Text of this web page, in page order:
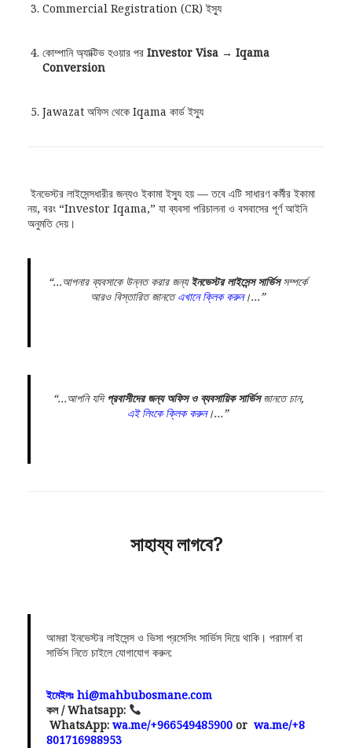
Commercial Registration (CR) ইস্যু
কোম্পানি অ্যাক্টিভ হওয়ার পর Investor Visa → Iqama
Conversion
Jawazat অফিস থেকে Iqama কার্ড ইস্যু
ইনভেস্টর লাইসেন্সধারীর জন্যও ইকামা ইস্যু হয় — তবে এটি সাধারণ কর্মীর ইকামা
নয়, বরং “Investor Iqama,” যা ব্যবসা পরিচালনা ও বসবাসের পূর্ণ আইনি
অনুমতি দেয়।
“…আপনার ব্যবসাকে উন্নত করার জন্যইনভেস্টর লাইসেন্স সার্ভিসসম্পর্কে
আরও বিস্তারিত জানতেএখানে ক্লিক করুন।…”
“…আপনি যদিপ্রবাসীদের জন্য অফিস ও ব্যবসায়িক সার্ভিসজানতে চান,
এই লিংকে ক্লিক করুন।…”
সাহায্য লাগবে?
আমরা ইনভেস্টর লাইসেন্স ও ভিসা প্রসেসিং সার্ভিস দিয়ে থাকি। পরামর্শ বা
সার্ভিস নিতে চাইলে যোগাযোগ করুন:
ইমেইলঃ hi@mahbubosmane.com
কল / Whatsapp:
WhatsApp: wa.me/+966549485900 or wa.me/+8
801716988953